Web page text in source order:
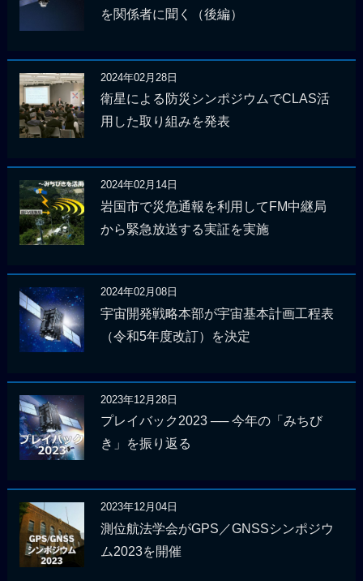
を関係者に聞く（後編）
2024年02月28日
衛星による防災シンポジウムでCLAS活
用した取り組みを発表
2024年02月14日
岩国市で災危通報を利用してFM中継局
から緊急放送する実証を実施
2024年02月08日
宇宙開発戦略本部が宇宙基本計画工程表
（令和5年度改訂）を決定
2023年12月28日
プレイバック2023 ── 今年の「みちび
き」を振り返る
2023年12月04日
測位航法学会がGPS／GNSSシンポジウ
ム2023を開催